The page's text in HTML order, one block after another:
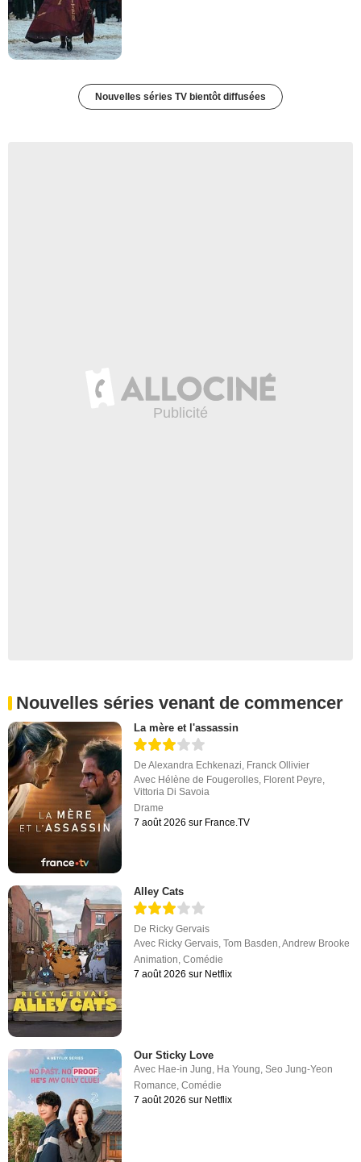
Nouvelles séries TV bientôt diffusées
Nouvelles séries venant de commencer
La mère et l'assassin
DeAlexandra Echkenazi Franck Ollivier
Avec Hélène de Fougerolles Florent Peyre
Vittoria Di Savoia
Drame
7 août 2026 sur France.TV
Alley Cats
De Ricky Gervais
Avec Ricky Gervais,Tom Basden,Andrew Brooke
Animation,Comédie
7 août 2026 sur Netflix
Our Sticky Love
Avec Hae-in Jung, Ha Young,Seo Jung-Yeon
Romance,Comédie
7 août 2026 sur Netflix